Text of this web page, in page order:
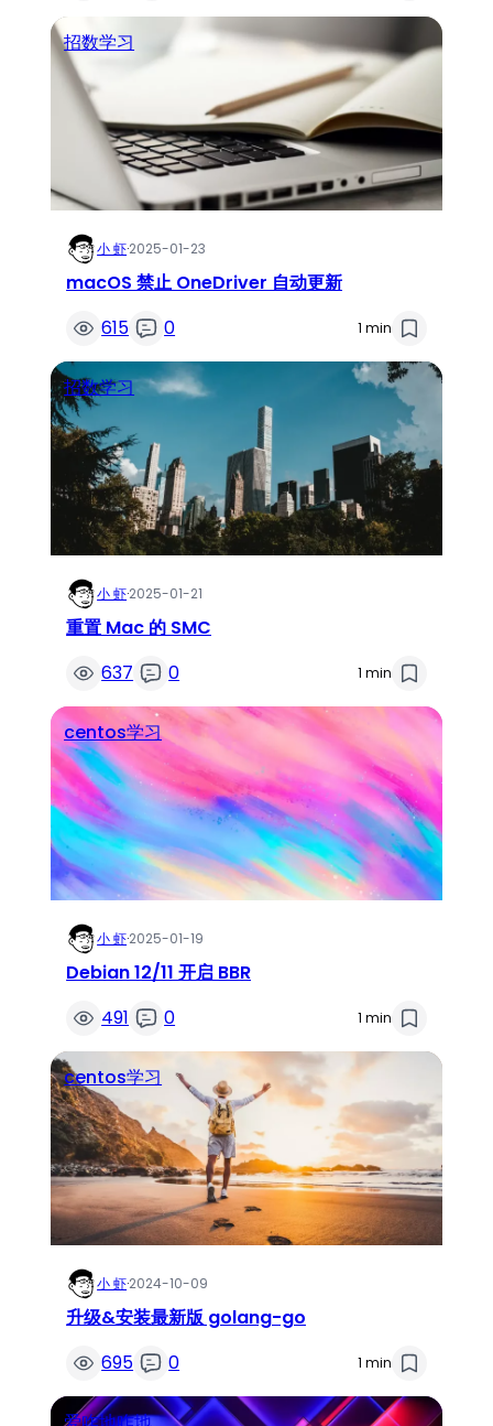
招数学习
小 虾·2025-01-23
macOS 禁止 OneDriver 自动更新
615
0 1 min
招数学习
小 虾·2025-01-21
重置 Mac 的 SMC
637
0 1 min
centos学习
小 虾·2025-01-19
Debian 12/11 开启 BBR
491
0 1 min
centos学习
小 虾·2024-10-09
升级&安装最新版 golang-go
695
0 1 min